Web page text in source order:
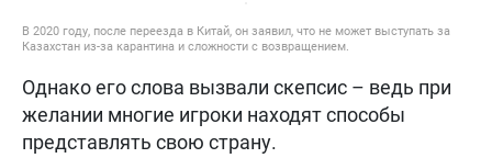
В 2020 году, после переезда в Китай, он заявил, что не может выступать за
Казахстан из-за карантина и сложности с возвращением.
Однако его слова вызвали скепсис – ведь при
желании многие игроки находят способы
представлять свою страну.